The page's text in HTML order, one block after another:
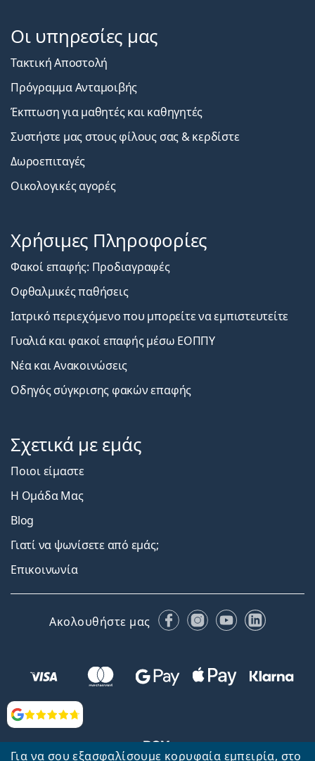
Για να σου εξασφαλίσουμε κορυφαία εμπειρία, στο
Αξιολογήσεις
Οι υπηρεσίες μας
Τακτική Αποστολή
Πρόγραμμα Ανταμοιβής
Έκπτωση για μαθητές και καθηγητές
Συστήστε μας στους φίλους σας & κερδίστε
Δωροεπιταγές
Οικολογικές αγορές
Χρήσιμες Πληροφορίες
Φακοί επαφής: Προδιαγραφές
Οφθαλμικές παθήσεις
Ιατρικό περιεχόμενο που μπορείτε να εμπιστευτείτε
Γυαλιά και φακοί επαφής μέσω ΕΟΠΠΥ
Νέα και Ανακοινώσεις
Οδηγός σύγκρισης φακών επαφής
Σχετικά με εμάς
Ποιοι είμαστε
Η Ομάδα Μας
Blog
Γιατί να ψωνίσετε από εμάς;
Επικοινωνία
Ακολουθήστε μας FacebookInstagram
YouTubeLinkedIn